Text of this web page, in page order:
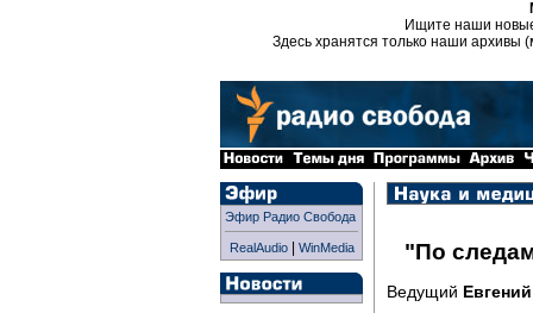
Ищите наши
Здесь хранятся только наши архивы
Эфир Радио Свобода
RealAudio| WinMedia "По
Ведущий